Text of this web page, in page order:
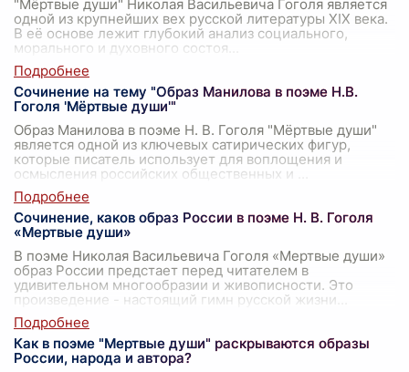
"Мёртвые души" Николая Васильевича Гоголя является
одной из крупнейших вех русской литературы XIX века.
В её основе лежит глубокий анализ социального,
морального и духовного состоя
Сочинение на тему "Образ Манилова в поэме Н.В.
Гоголя 'Мёртвые души'"
Образ Манилова в поэме Н. В. Гоголя "Мёртвые души"
является одной из ключевых сатирических фигур,
которые писатель использует для воплощения и
осмысления российских общественных и
Сочинение, каков образ России в поэме Н. В. Гоголя
«Мертвые души»
В поэме Николая Васильевича Гоголя «Мертвые души»
образ России предстает перед читателем в
удивительном многообразии и живописности. Это
произведение - настоящий гимн русской жизни
Как в поэме "Мертвые души" раскрываются образы
России, народа и автора?